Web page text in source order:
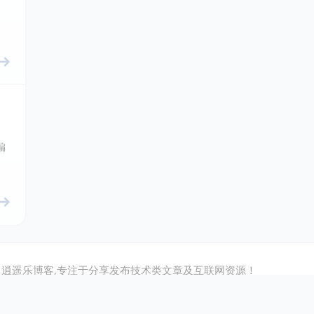
逍遥乐博客,专注于分享发布技术类文章及互联网资源！